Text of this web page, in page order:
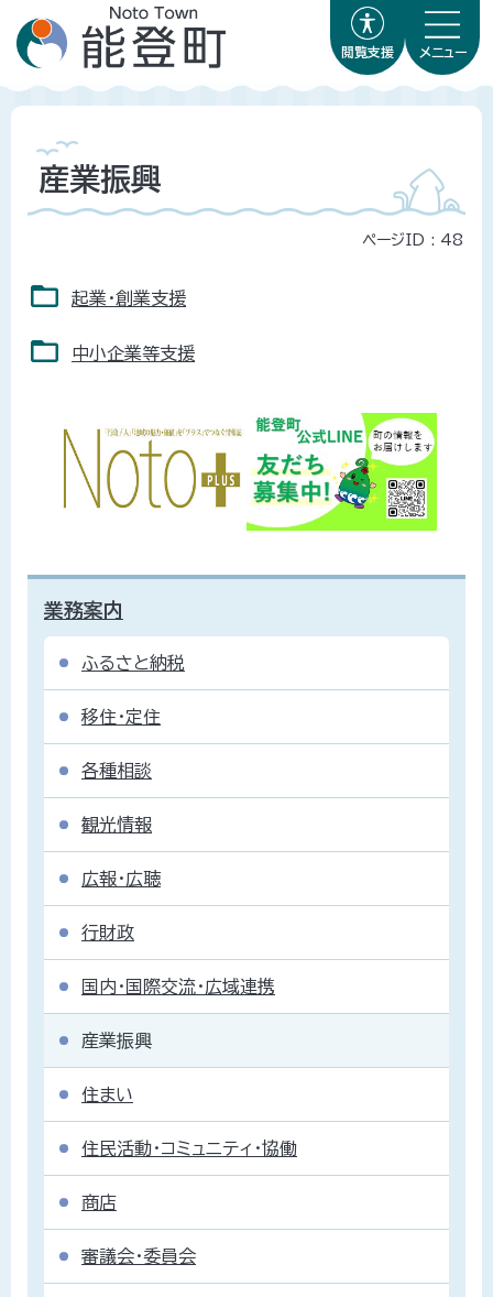
閲覧支援 メニュー
産業振興
ページID : 48
起業・創業支援
中小企業等支援
業務案内
ふるさと納税
移住・定住
各種相談
観光情報
広報・広聴
行財政
国内・国際交流・広域連携
産業振興
住まい
住民活動・コミュニティ・協働
商店
審議会・委員会